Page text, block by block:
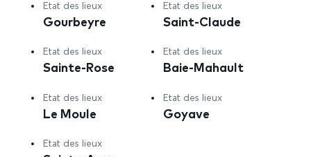
Etat des lieux
Gourbeyre
Etat des lieux
Saint-Claude
Etat des lieux
Sainte-Rose
Etat des lieux
Baie-Mahault
Etat des lieux
Le Moule
Etat des lieux
Goyave
Etat des lieux